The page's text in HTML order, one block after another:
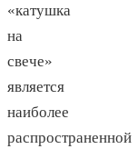
«катушка
на
свече»
является
наиболее
распространенной